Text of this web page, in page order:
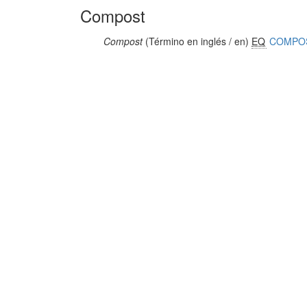
Compost
Compost(Término en inglés / en) EQ